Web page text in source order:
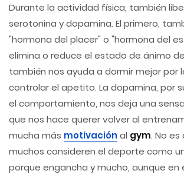
Durante la actividad física, también
serotonina y dopamina. El primero,
"hormona del placer" o "hormona del
elimina o reduce el estado de ánimo
también nos ayuda a dormir mejor por
controlar el apetito. La dopamina, por
el comportamiento, nos deja una
que nos hace querer volver al
mucha más motivaciónal gym. No
muchos consideren el deporte como
porque engancha y mucho, aunque